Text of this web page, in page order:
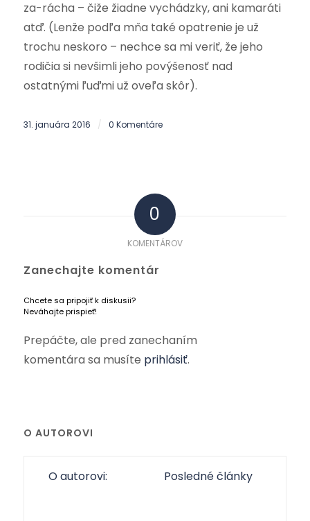
za-rácha – čiže žiadne vychádzky, ani kamaráti
atď. (Lenže podľa mňa také opatrenie je už
trochu neskoro – nechce sa mi veriť, že jeho
rodičia si nevšimli jeho povýšenosť nad
ostatnými ľuďmi už oveľa skôr).
31. januára 2016 / 0 Komentáre
0
KOMENTÁROV
Zanechajte komentár
Chcete sa pripojiť k diskusii?
Neváhajte prispieť!
Prepáčte, ale pred zanechaním
komentára sa musíte prihlásiť.
O AUTOROVI
O autorovi: Posledné články